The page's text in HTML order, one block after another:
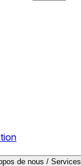
de nous / Services